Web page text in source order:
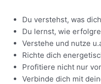
Du verstehst, was
Du lernst, wie
Verstehe und nutze
Richte dich
Profitiere nicht nur
Verbinde dich mit